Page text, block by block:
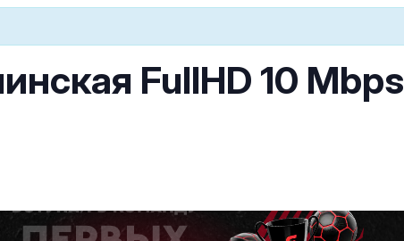
FullHD 10 Mbps